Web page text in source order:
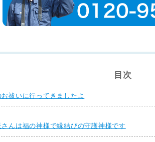
目次
祓いに行ってきましたよ
さんは福の神様で縁結びの守護神様です